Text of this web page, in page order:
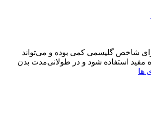
شاخص گلیسمی کمی بوده و می‌تواند
مفید استفاده شود و در طولانی‌مدت بدن
ها